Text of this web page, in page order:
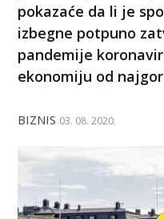
pokazaće da li je
izbegne potpuno
pandemije
ekonomiju od
BIZNIS 03. 08. 2020.